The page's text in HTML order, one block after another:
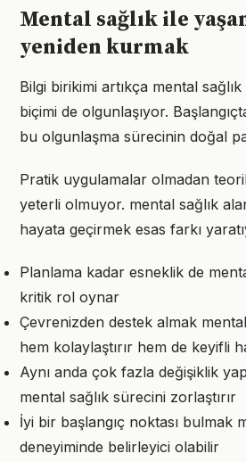
Mental sağlık ile
yeniden kurmak
Bilgi birikimi artıkça mental
biçimi de olgunlaşıyor.
bu olgunlaşma sürecinin doğal
Pratik uygulamalar olmadan
yeterli olmuyor. mental sağlık
hayata geçirmek esas farkı
Planlama kadar esneklik de
kritik rol oynar
Çevrenizden destek almak
hem kolaylaştırır hem de keyifli
Aynı anda çok fazla değişiklik
mental sağlık sürecini zorlaştırır
İyi bir başlangıç noktası bulmak
deneyiminde belirleyici olabilir